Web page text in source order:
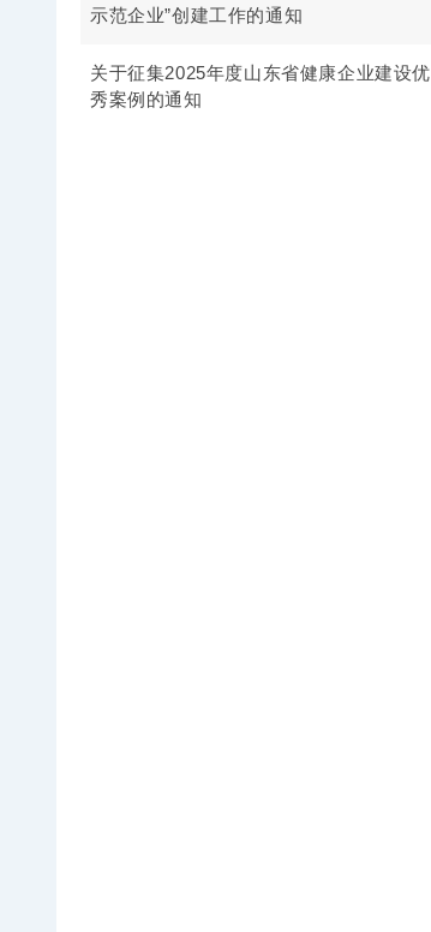
示范企业”创建工作的通知
关于征集2025年度山东省健康企业建设优
秀案例的通知